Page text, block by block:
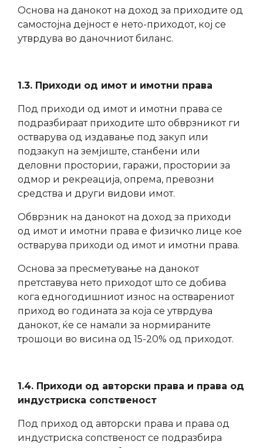
Основа на данокот на доход за приходите од
самостојна дејност е нето-приходот, кој се
утврдува во даночниот биланс.
1.3. Приходи од имот и имотни права
Под приходи од имот и имотни права се
подразбираат приходите што обврзникот ги
остварува од издавање под закуп или
подзакуп на земјиште, станбени или
деловни простории, гаражи, простории за
одмор и рекреација, опрема, превозни
средства и други видови имот.
Обврзник на данокот на доход за приходи
од имот и имотни права е физичко лице кое
остварува приходи од имот и имотни права.
Основа за пресметување на данокот
претставува нето приходот што се добива
кога едногодишниот износ на остварениот
приход во годината за која се утврдува
данокот, ќе се намали за нормираните
трошоци во висина од 15-20% од приходот.
1.4. Приходи од авторски права и права од
индустриска сопственост
Под приход од авторски права и права од
индустриска сопственост се подразбира